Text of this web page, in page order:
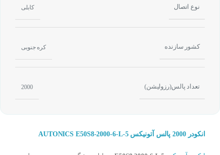
نوع اتصال کابلی
کشور سازنده کره جنوبی
تعداد پالس(رزولیشن) 2000
انکودر 2000 پالس آتونیکس AUTONICS E50S8-2000-6-L-5